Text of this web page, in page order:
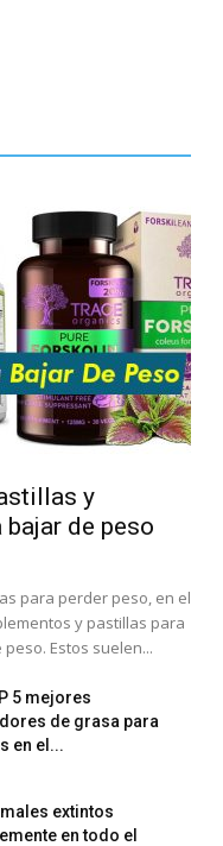
y
de peso
para perder peso, en el
y pastillas para
Estos suelen...
5 mejores
de grasa para
en el...
extintos
en todo el